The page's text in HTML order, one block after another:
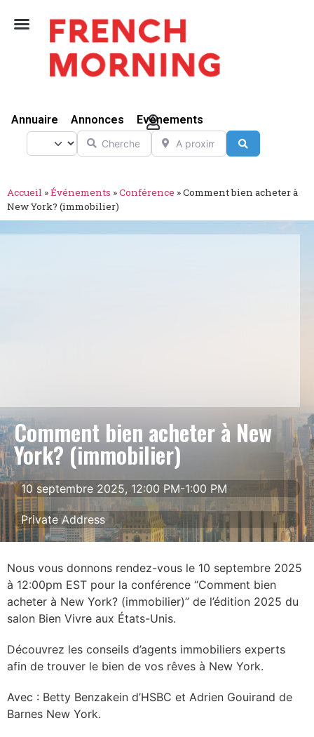
Annuaire Annonces Evénements
Select search type
Chercher A proximité de
Accueil »Événements »Conférence »Comment bien acheter à
New York? (immobilier)
Comment bien acheter à New
York? (immobilier)
10 septembre 2025, 12:00 PM-1:00 PM
Private Address
Nous vous donnons rendez-vous le 10 septembre 2025
à 12:00pm EST pour la conférence “Comment bien
acheter à New York? (immobilier)” de l’édition 2025 du
salon Bien Vivre aux États-Unis.
Découvrez les conseils d’agents immobiliers experts
afin de trouver le bien de vos rêves à New York.
Avec : Betty Benzakein d’HSBC et Adrien Gouirand de
Barnes New York.